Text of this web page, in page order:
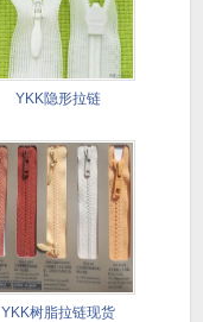
YKK隐形拉链
YKK树脂拉链现货